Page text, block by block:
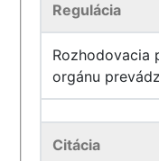
Regulácia
Rozhodovacia
orgánu
Citácia